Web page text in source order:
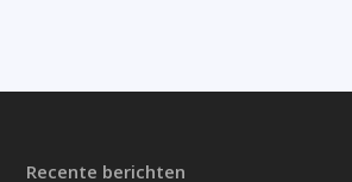
Recente berichten